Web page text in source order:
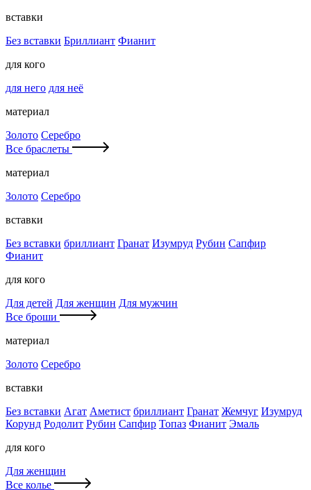
вставки
Без вставки Бриллиант Фианит
для кого
для него для неё
материал
Золото Серебро
Все браслеты
материал
Золото Серебро
вставки
Без вставки бриллиант Гранат Изумруд Рубин Сапфир
Фианит
для кого
Для детей Для женщин Для мужчин
Все броши
материал
Золото Серебро
вставки
Без вставки Агат Аметист бриллиант Гранат Жемчуг Изумруд
Корунд Родолит Рубин Сапфир Топаз Фианит Эмаль
для кого
Для женщин
Все колье